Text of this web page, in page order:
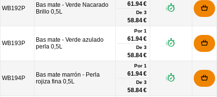
WB192P
Bas mate - Verde Nacarado
Brillo 0,5L
61.94 €
De 3
58.84 €
WB193P
Bas mate - Verde azulado
perla 0,5L
Por 1
61.94 €
De 3
58.84 €
WB194P
Bas mate marrón - Perla
rojiza fina 0,5L
Por 1
61.94 €
De 3
58.84 €